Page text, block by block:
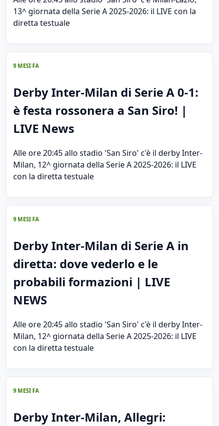
13^ giornata della Serie A 2025-2026: il LIVE con la
diretta testuale
9 MESI FA
Derby Inter-Milan di Serie A 0-1:
è festa rossonera a San Siro! |
LIVE News
Alle ore 20:45 allo stadio 'San Siro' c'è il derby Inter-
Milan, 12^ giornata della Serie A 2025-2026: il LIVE
con la diretta testuale
9 MESI FA
Derby Inter-Milan di Serie A in
diretta: dove vederlo e le
probabili formazioni | LIVE
NEWS
Alle ore 20:45 allo stadio 'San Siro' c'è il derby Inter-
Milan, 12^ giornata della Serie A 2025-2026: il LIVE
con la diretta testuale
9 MESI FA
Derby Inter-Milan, Allegri: